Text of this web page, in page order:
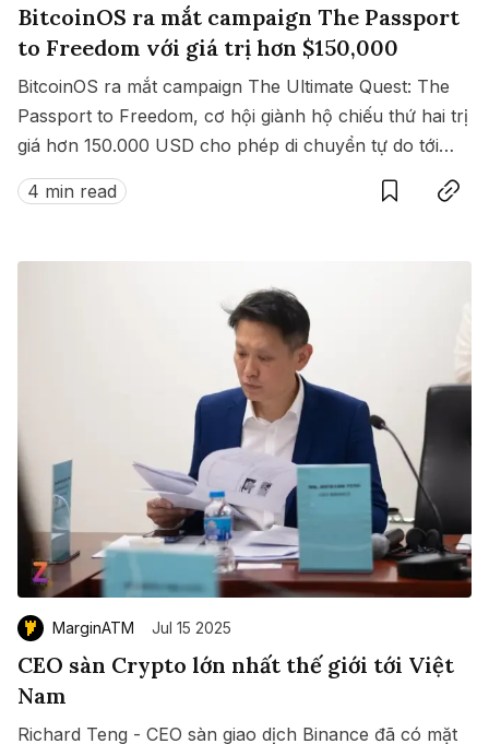
BitcoinOS ra mắt campaign The Passport
to Freedom với giá trị hơn $150,000
BitcoinOS ra mắt campaign The Ultimate Quest: The
Passport to Freedom, cơ hội giành hộ chiếu thứ hai trị
giá hơn 150.000 USD cho phép di chuyển tự do tới
hàng loạt quốc gia không cần visa.
4 min read
SaveCopy link
MarginATM Jul 15 2025
CEO sàn Crypto lớn nhất thế giới tới Việt
Nam
Richard Teng - CEO sàn giao dịch Binance đã có mặt